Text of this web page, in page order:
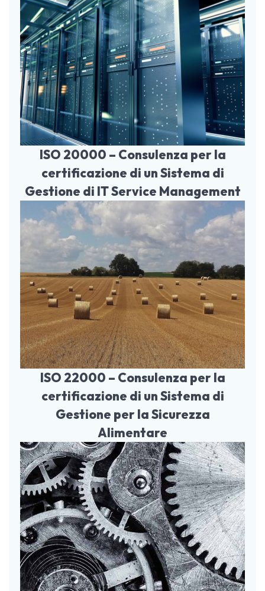
ISO 20000 – Consulenza per la
certificazione di un Sistema di
Gestione di IT Service Management
ISO 22000 – Consulenza per la
certificazione di un Sistema di
Gestione per la Sicurezza
Alimentare